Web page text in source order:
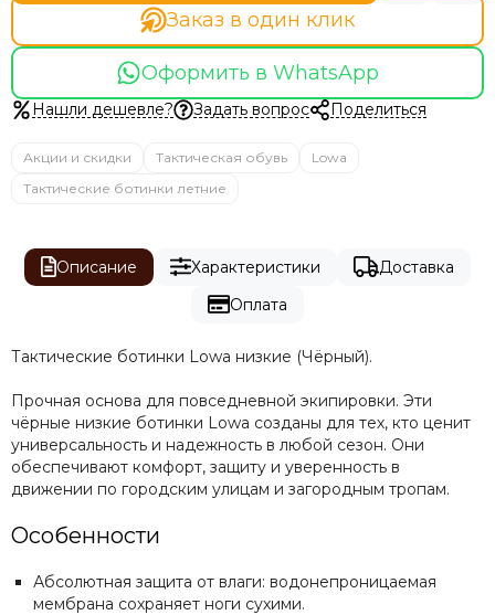
Заказ в один клик
Оформить в WhatsApp
Нашли дешевле? Задать вопрос Поделиться
Акции и скидки Тактическая обувь
Lowa
Тактические ботинки летние
Описание Характеристики
Доставка
Оплата
Тактические ботинки Lowa низкие (Чёрный).
Прочная основа для повседневной экипировки. Эти
чёрные низкие ботинки Lowa созданы для тех, кто ценит
универсальность и надежность в любой сезон. Они
обеспечивают комфорт, защиту и уверенность в
движении по городским улицам и загородным тропам.
Особенности
Абсолютная защита от влаги: водонепроницаемая
мембрана сохраняет ноги сухими.